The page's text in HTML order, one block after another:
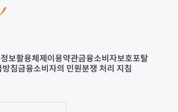
보활용체제 이용약관금융소비자보호포탈
침금융소비자의 민원분쟁 처리 지침